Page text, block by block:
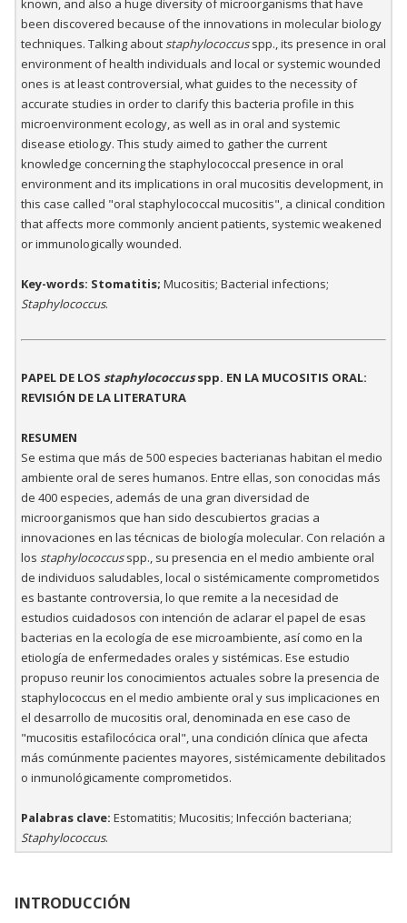
known, and also a huge diversity of microorganisms that have
been discovered because of the innovations in molecular biology
techniques. Talking aboutstaphylococcusspp., its presence in oral
environment of health individuals and local or systemic wounded
ones is at least controversial, what guides to the necessity of
accurate studies in order to clarify this bacteria profile in this
microenvironment ecology, as well as in oral and systemic
disease etiology. This study aimed to gather the current
knowledge concerning the staphylococcal presence in oral
environment and its implications in oral mucositis development, in
this case called "oral staphylococcal mucositis", a clinical condition
that affects more commonly ancient patients, systemic weakened
or immunologically wounded.
Key-words: Stomatitis; Mucositis; Bacterial infections;
Staphylococcus.
PAPEL DE LOS staphylococcusspp. EN LA MUCOSITIS ORAL:
REVISIÓN DE LA LITERATURA
RESUMEN
Se estima que más de 500 especies bacterianas habitan el medio
ambiente oral de seres humanos. Entre ellas, son conocidas más
de 400 especies, además de una gran diversidad de
microorganismos que han sido descubiertos gracias a
innovaciones en las técnicas de biología molecular. Con relación a
los staphylococcusspp., su presencia en el medio ambiente oral
de individuos saludables, local o sistémicamente comprometidos
es bastante controversia, lo que remite a la necesidad de
estudios cuidadosos con intención de aclarar el papel de esas
bacterias en la ecología de ese microambiente, así como en la
etiología de enfermedades orales y sistémicas. Ese estudio
propuso reunir los conocimientos actuales sobre la presencia de
staphylococcus en el medio ambiente oral y sus implicaciones en
el desarrollo de mucositis oral, denominada en ese caso de
"mucositis estafilocócica oral", una condición clínica que afecta
más comúnmente pacientes mayores, sistémicamente debilitados
o inmunológicamente comprometidos.
Palabras clave: Estomatitis; Mucositis; Infección bacteriana;
Staphylococcus.
INTRODUCCIÓN